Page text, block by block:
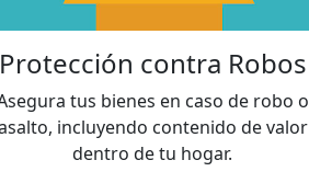
Protección contra Robos
tus bienes en caso de robo o
incluyendo contenido de valor
dentro de tu hogar.